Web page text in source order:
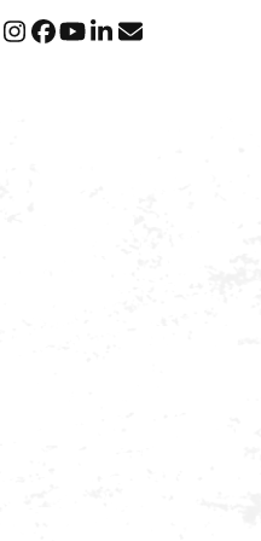
Instagram
Facebook
YouTube
LinkedIn
Email